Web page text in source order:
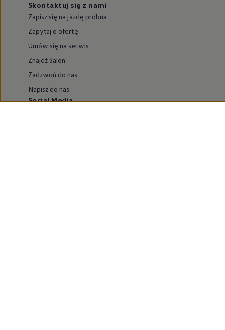
Skontaktuj się z nami
Zapisz się na jazdę próbna
Zapytaj o ofertę
Umów się na serwis
Znajdź Salon
Zadzwoń do nas
Napisz do nas
Social Media